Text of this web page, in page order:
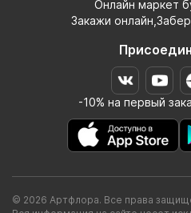
Онлайн маркет
Закажи
-10% на первый
© 2026 Артфлора. Все права